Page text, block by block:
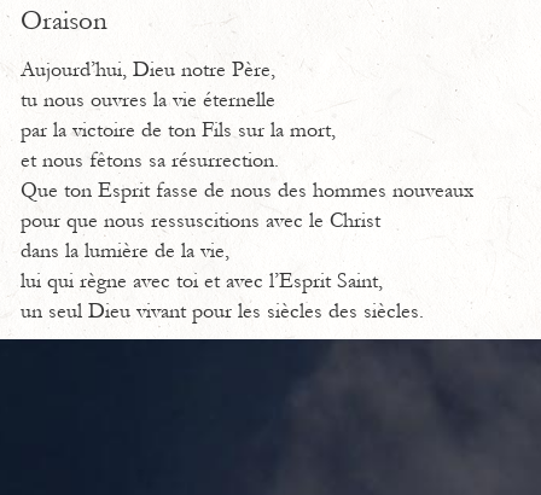
Oraison
Aujourd’hui, Dieu notre Père,
tu nous ouvres la vie éternelle
par la victoire de ton Fils sur la mort,
et nous fêtons sa résurrection.
Que ton Esprit fasse de nous des hommes nouveaux
pour que nous ressuscitions avec le Christ
dans la lumière de la vie,
lui qui règne avec toi et avec l’Esprit Saint,
un seul Dieu vivant pour les siècles des siècles.